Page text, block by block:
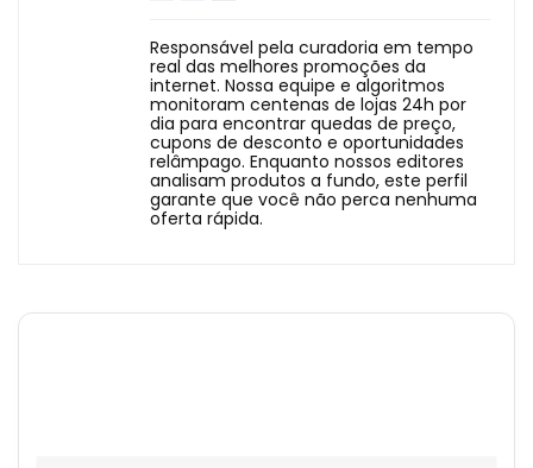
Responsável pela curadoria em tempo
real das melhores promoções da
internet. Nossa equipe e algoritmos
monitoram centenas de lojas 24h por
dia para encontrar quedas de preço,
cupons de desconto e oportunidades
relâmpago. Enquanto nossos editores
analisam produtos a fundo, este perfil
garante que você não perca nenhuma
oferta rápida.